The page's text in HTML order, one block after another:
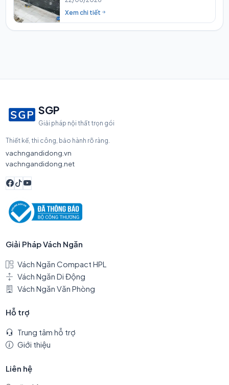
Xem chi tiết
SGP
Giải pháp nội thất trọn gói
Thiết kế, thi công, bảo hành rõ ràng.
vachngandidong.vn
vachngandidong.net
Giải Pháp Vách Ngăn
Vách Ngăn Compact HPL
Vách Ngăn Di Động
Vách Ngăn Văn Phòng
Hỗ trợ
Trung tâm hỗ trợ
Giới thiệu
Liên hệ